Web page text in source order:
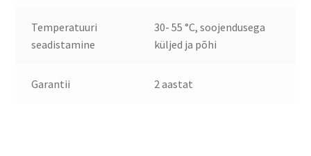
Temperatuuri
seadistamine
30- 55 °C, soojendusega
küljed ja põhi
Garantii 2 aastat